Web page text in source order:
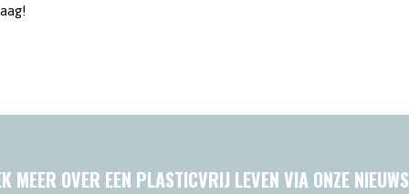
MEER OVER EEN PLASTICVRIJ LEVEN VIA ONZE